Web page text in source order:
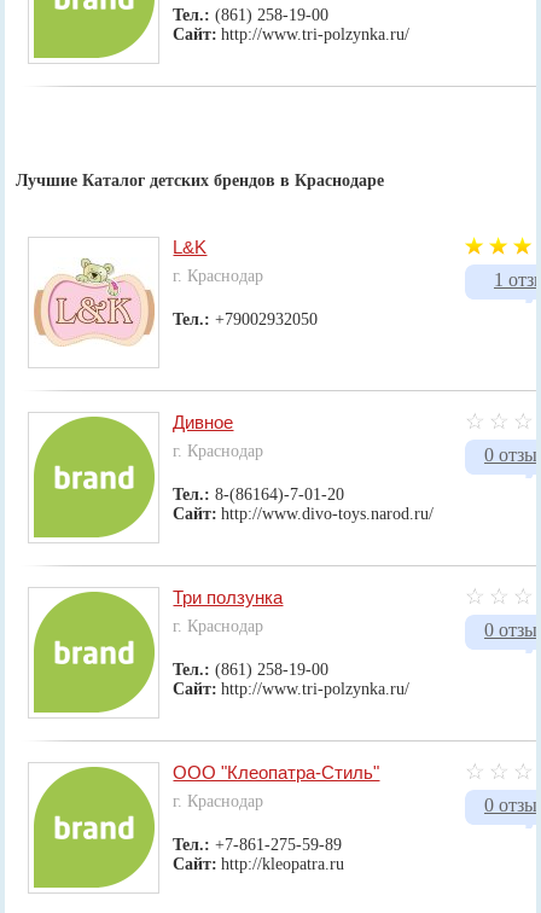
Тел.:(861) 258-19-00
Сайт: http://www.tri-polzynka.ru/
Лучшие Каталог детских брендов в Краснодаре
1
L&K
г. Краснодар
Тел.:+79002932050
0
Дивное
г. Краснодар
Тел.:8-(86164)-7-01-20
Сайт: http://www.divo-toys.narod.ru/
0
Три ползунка
г. Краснодар
Тел.:(861) 258-19-00
Сайт: http://www.tri-polzynka.ru/
0
ООО "Клеопатра-Стиль"
г. Краснодар
Тел.:+7-861-275-59-89
Сайт: http://kleopatra.ru